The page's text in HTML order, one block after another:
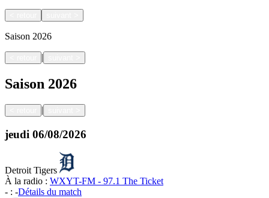
Saison 2026
|
Saison 2026
|
jeudi 06/08/2026
Detroit Tigers
À la radio : WXYT-FM - 97.1 The Ticket
- : -Détails du match